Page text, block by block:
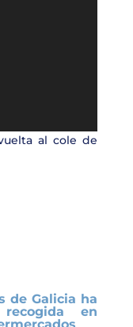
al cole de
de Galicia ha
en